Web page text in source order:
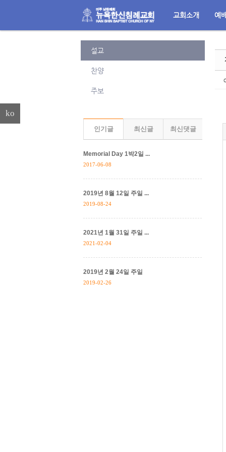
메뉴 건너뛰기
교회소개 예
설교
찬양
주보
인기글 최신글 최신댓글
Memorial Day 1박2일 ...
2017-06-08
2019년 8월 12일 주일 ...
2019-08-24
2021년 1월 31일 주일 ...
2021-02-04
2019년 2월 24일 주일
2019-02-26
ko
Sketchbook5, 스케치북5
Sketchbook5, 스케치북5